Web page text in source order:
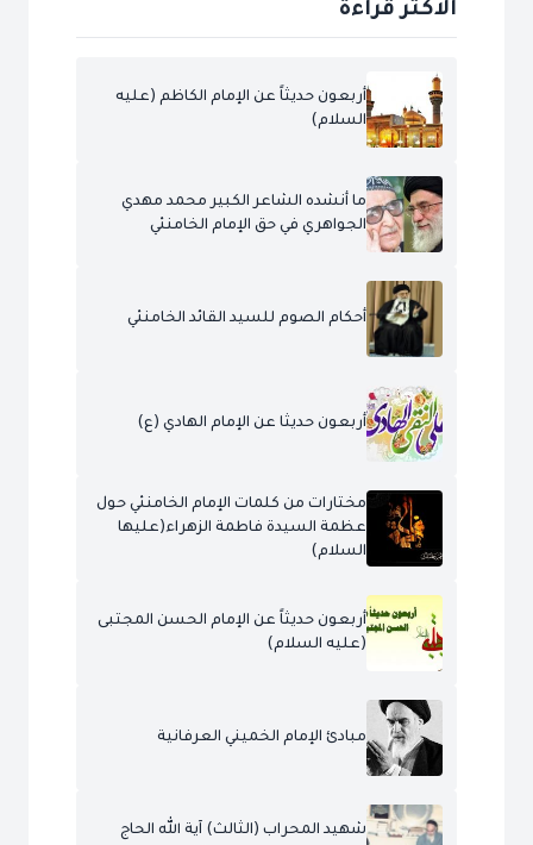
الاكثر قراءة
أربعون حديثاً عن الإمام الكاظم (عليه
السلام)
ما أنشده الشاعر الكبير محمد مهدي
الجواهري في حق الإمام الخامنئي
أحكام الصوم للسيد القائد الخامنئي
أربعون حديثا عن الإمام الهادي (ع)
مختارات من كلمات الإمام الخامنئي حول
عظمة السيدة فاطمة الزهراء(عليها
السلام)
أربعون حديثاً عن الإمام الحسن المجتبى
(عليه السلام)
مبادئ الإمام الخميني العرفانية
شهيد المحراب (الثالث) آية الله الحاج